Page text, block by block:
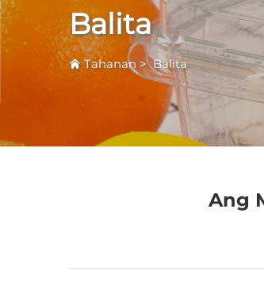
Balita
Tahanan >Balita
Ang